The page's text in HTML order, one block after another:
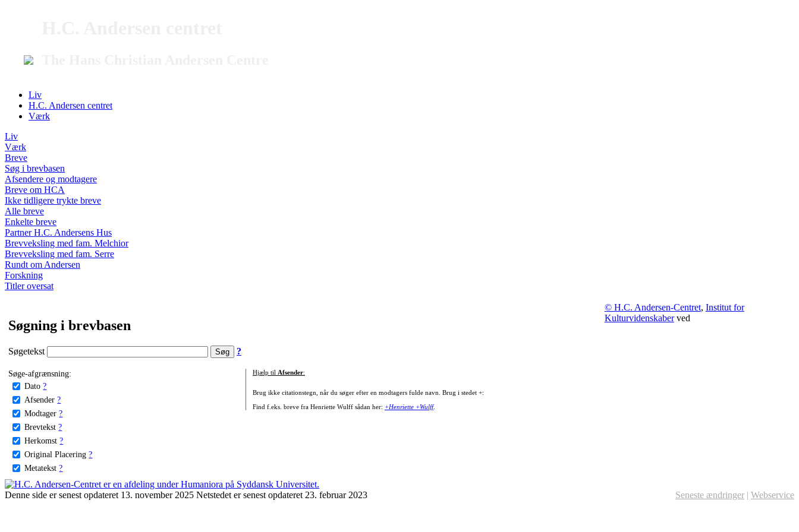
Liv
H.C. Andersen centret
Værk
Liv
Værk
Breve
Søg i brevbasen
Afsendere og modtagere
Breve om HCA
Ikke tidligere trykte breve
Alle breve
Enkelte breve
Partner H.C. Andersens Hus
Brevveksling med fam. Melchior
Brevveksling med fam. Serre
Rundt om Andersen
Forskning
Titler oversat
Søgning i brevbasen
Søgetekst ?
Søge-afgrænsning:
Dato ?
Afsender ?
Modtager ?
Brevtekst ?
Herkomst ?
Original Placering ?
Metatekst ?
Hjælp til Afsender:
Brug ikke citationstegn, når du søger efter en modtagers fulde navn. Brug i stedet +:
Find f.eks. breve fra Henriette Wulff sådan her: +Henriette +Wulff.
© H.C. Andersen-Centret, Institut for
Kulturvidenskaberved
Denne side er senest opdateret 13. november 2025 Netstedet er senest opdateret 23. februar 2023 Seneste ændringer | Webservice